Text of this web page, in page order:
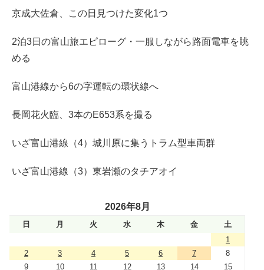
京成大佐倉、この日見つけた変化1つ
2泊3日の富山旅エピローグ・一服しながら路面電車を眺
める
富山港線から6の字運転の環状線へ
長岡花火臨、3本のE653系を撮る
いざ富山港線（4）城川原に集うトラム型車両群
いざ富山港線（3）東岩瀬のタチアオイ
2026年8月
日 月 火 水 木 金
土
1
2
3 4 5 6 7
8
9
10 11 12 13 14 15